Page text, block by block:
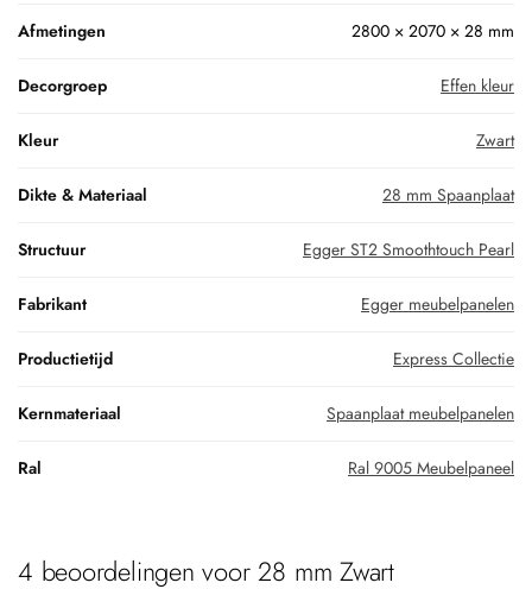
Afmetingen 2800 × 2070 × 28 mm
Decorgroep Effen kleur
Kleur Zwart
Dikte & Materiaal 28 mm Spaanplaat
Structuur Egger ST2 Smoothtouch Pearl
Fabrikant Egger meubelpanelen
Productietijd Express Collectie
Kernmateriaal Spaanplaat meubelpanelen
Ral Ral 9005 Meubelpaneel
4 beoordelingen voor28 mm Zwart